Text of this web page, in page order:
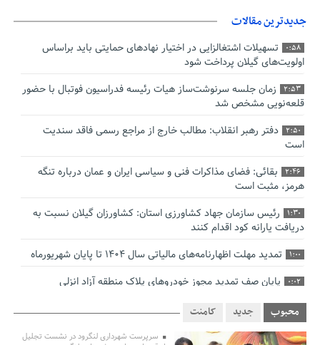
جدیدترین مقالات
0:58
تسهیلات اشتغالزایی در اختیار نهادهای حمایتی باید براساس
اولویت‌های گیلان پرداخت شود
2:53
زمان جلسه سرنوشت‌ساز هیات رئیسه فدراسیون فوتبال با حضور
قلعه‌نویی مشخص شد
2:50
دفتر رهبر انقلاب: مطالب خارج از مراجع رسمی فاقد سندیت
است
2:46
بقائی: فضای مذاکرات فنی و سیاسی ایران و عمان درباره تنگه
هرمز، مثبت است
1:30
رئیس سازمان جهاد کشاورزی استان: کشاورزان گیلان نسبت به
دریافت یارانه کود اقدام کنند
1:00 تمدید مهلت اظهارنامه‌های مالیاتی سال ۱۴۰۴ تا پایان شهریورماه
0:02 پایان صف تمدید مجوز خودروهای پلاک منطقه آزاد انزلی
0:00 صنایع گیلان برای زمستان سوخت دوم تأمین کنند
12:14
بقائی: مذاکره‌ای با آمریکا نداریم/ اتفاقی در وضعیت تنگه هرمز
محبوب جدید کامنت
سرپرست شهرداری لنگرود در نشست تجلیل